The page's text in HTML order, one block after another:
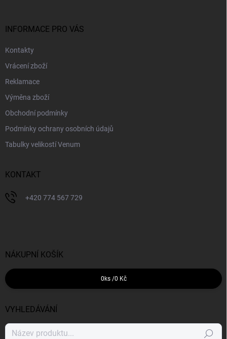
INFORMACE PRO VÁS
Kontakty
Vrácení zboží
Reklamace
Výměna zboží
Obchodní podmínky
Podmínky ochrany osobních údajů
Tabulky velikostí Venum
KONTAKT
+420 774 567 729
NÁKUPNÍ KOŠÍK
0 ks /0 Kč
VYHLEDÁVÁNÍ
Hledat